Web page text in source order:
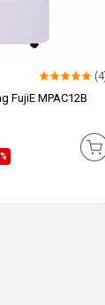
FujiE MPAC12B